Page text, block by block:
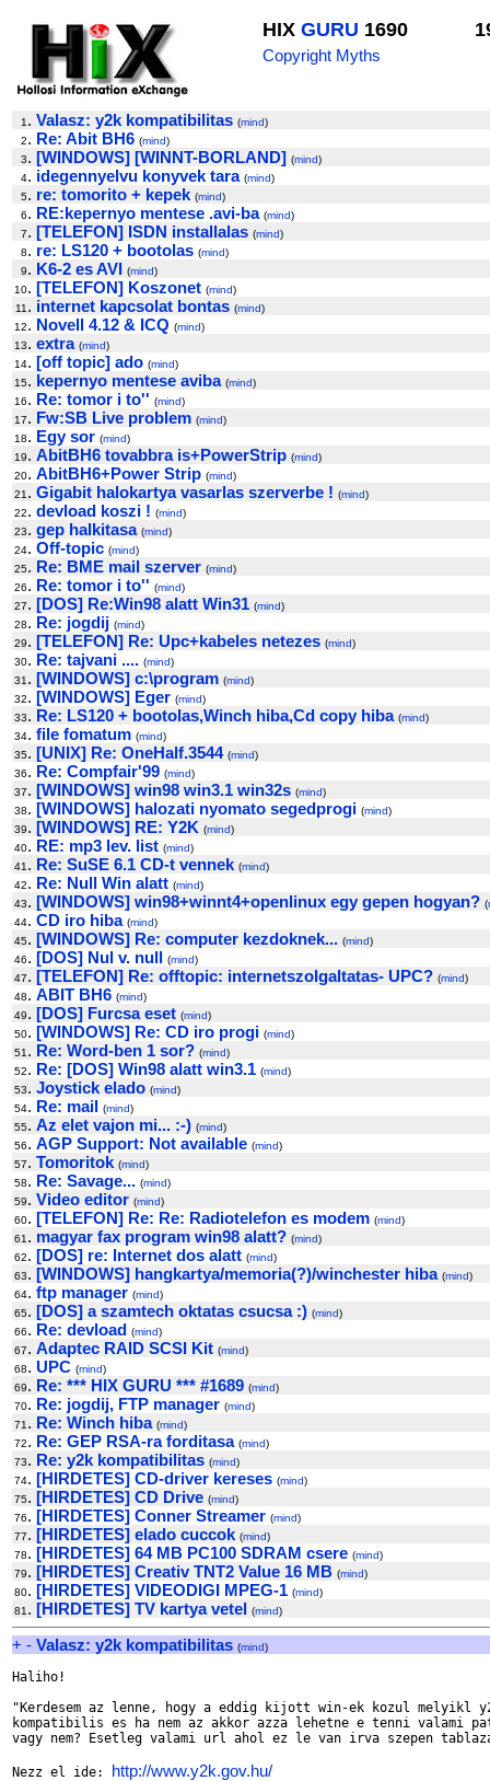
HIX GURU 1690
Copyright Myths
1 . Valasz: y2k kompatibilitas (mind)
2. Re: Abit BH6 (mind)
3. [WINDOWS] [WINNT-BORLAND] (mind)
4. idegennyelvu konyvek tara (mind)
5. re: tomorito + kepek (mind)
6. RE:kepernyo mentese .avi-ba (mind)
7. [TELEFON] ISDN installalas (mind)
8. re: LS120 + bootolas (mind)
9. K6-2 es AVI (mind)
10. [TELEFON] Koszonet (mind)
11 . internet kapcsolat bontas (mind)
12. Novell 4.12 & ICQ (mind)
13. extra (mind)
14. [off topic] ado (mind)
15. kepernyo mentese aviba (mind)
16. Re: tomor i to'' (mind)
17. Fw:SB Live problem (mind)
18. Egy sor (mind)
19. AbitBH6 tovabbra is+PowerStrip (mind)
20. AbitBH6+Power Strip (mind)
21 . Gigabit halokartya vasarlas szerverbe ! (mind)
22. devload koszi ! (mind)
23. gep halkitasa (mind)
24. Off-topic (mind)
25. Re: BME mail szerver (mind)
26. Re: tomor i to'' (mind)
27. [DOS] Re:Win98 alatt Win31 (mind)
28. Re: jogdij (mind)
29. [TELEFON] Re: Upc+kabeles netezes (mind)
30. Re: tajvani .... (mind)
31 . [WINDOWS] c:\program (mind)
32. [WINDOWS] Eger (mind)
33. Re: LS120 + bootolas,Winch hiba,Cd copy hiba (mind)
34. file fomatum (mind)
35. [UNIX] Re: OneHalf.3544 (mind)
36. Re: Compfair'99 (mind)
37. [WINDOWS] win98 win3.1 win32s (mind)
38. [WINDOWS] halozati nyomato segedprogi (mind)
39. [WINDOWS] RE: Y2K (mind)
40. RE: mp3 lev. list (mind)
41 . Re: SuSE 6.1 CD-t vennek (mind)
42. Re: Null Win alatt (mind)
43. [WINDOWS] win98+winnt4+openlinux egy gepen hogyan? (
44. CD iro hiba (mind)
45. [WINDOWS] Re: computer kezdoknek... (mind)
46. [DOS] Nul v. null (mind)
47. [TELEFON] Re: offtopic: internetszolgaltatas- UPC? (mind)
48. ABIT BH6 (mind)
49. [DOS] Furcsa eset (mind)
50. [WINDOWS] Re: CD iro progi (mind)
51 . Re: Word-ben 1 sor? (mind)
52. Re: [DOS] Win98 alatt win3.1 (mind)
53. Joystick elado (mind)
54. Re: mail (mind)
55. Az elet vajon mi... :-) (mind)
56. AGP Support: Not available (mind)
57. Tomoritok (mind)
58. Re: Savage... (mind)
59. Video editor (mind)
60. [TELEFON] Re: Re: Radiotelefon es modem (mind)
61 . magyar fax program win98 alatt? (mind)
62. [DOS] re: Internet dos alatt (mind)
63. [WINDOWS] hangkartya/memoria(?)/winchester hiba (mind)
64. ftp manager (mind)
65. [DOS] a szamtech oktatas csucsa :) (mind)
66. Re: devload (mind)
67. Adaptec RAID SCSI Kit (mind)
68. UPC (mind)
69. Re: *** HIX GURU *** #1689 (mind)
70. Re: jogdij, FTP manager (mind)
71 . Re: Winch hiba (mind)
72. Re: GEP RSA-ra forditasa (mind)
73. Re: y2k kompatibilitas (mind)
74. [HIRDETES] CD-driver kereses (mind)
75. [HIRDETES] CD Drive (mind)
76. [HIRDETES] Conner Streamer (mind)
77. [HIRDETES] elado cuccok (mind)
78. [HIRDETES] 64 MB PC100 SDRAM csere (mind)
79. [HIRDETES] Creativ TNT2 Value 16 MB (mind)
80. [HIRDETES] VIDEODIGI MPEG-1 (mind)
81 . [HIRDETES] TV kartya vetel (mind)
+ - Valasz: y2k kompatibilitas (mind)
Haliho!
"Kerdesem az lenne, hogy a eddig kijott win-ek kozul melyikl
kompatibilis es ha nem az akkor azza lehetne e tenni valami
vagy nem? Esetleg valami url ahol ez le van irva szepen
Nezz el ide: http://www.y2k.gov.hu/